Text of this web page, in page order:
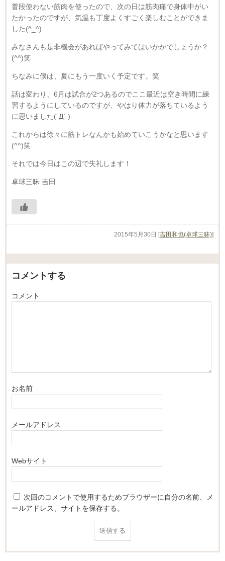
普段使わない筋肉を使ったので、次の日は筋肉痛で身体中がい
たかったのですが、気温も丁度よくすごく楽しむことができま
した(^_^)
みなさんも是非機会があればやってみてはいかがでしょうか？
(^^)笑
ちなみに僕は、夏にもう一度いく予定です。笑
話は変わり、6月は試合が2つあるのでここ最近は空き時間に練
習するようにしているのですが、やはり体力が落ちているよう
に思いました(´Д` )
これからは徐々に筋トレなんかも始めていこうかなと思います
(^^)笑
それでは今日はこの辺で失礼します！
卓球三昧 吉田
2015年5月30日 [吉田和也(卓球三昧)]
コメントする
コメント
お名前
メールアドレス
Webサイト
次回のコメントで使用するためブラウザーに自分の名前、メ
ールアドレス、サイトを保存する。